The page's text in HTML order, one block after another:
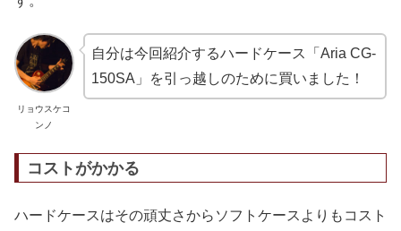
リョウスケコ
ンノ
自分は今回紹介するハードケース「Aria CG-
150SA」を引っ越しのために買いました！
コストがかかる
ハードケースはその頑丈さからソフトケースよりもコスト